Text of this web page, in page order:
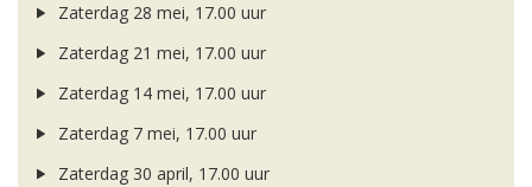
Zaterdag 28 mei, 17.00 uur
Zaterdag 21 mei, 17.00 uur
Zaterdag 14 mei, 17.00 uur
Zaterdag 7 mei, 17.00 uur
Zaterdag 30 april, 17.00 uur